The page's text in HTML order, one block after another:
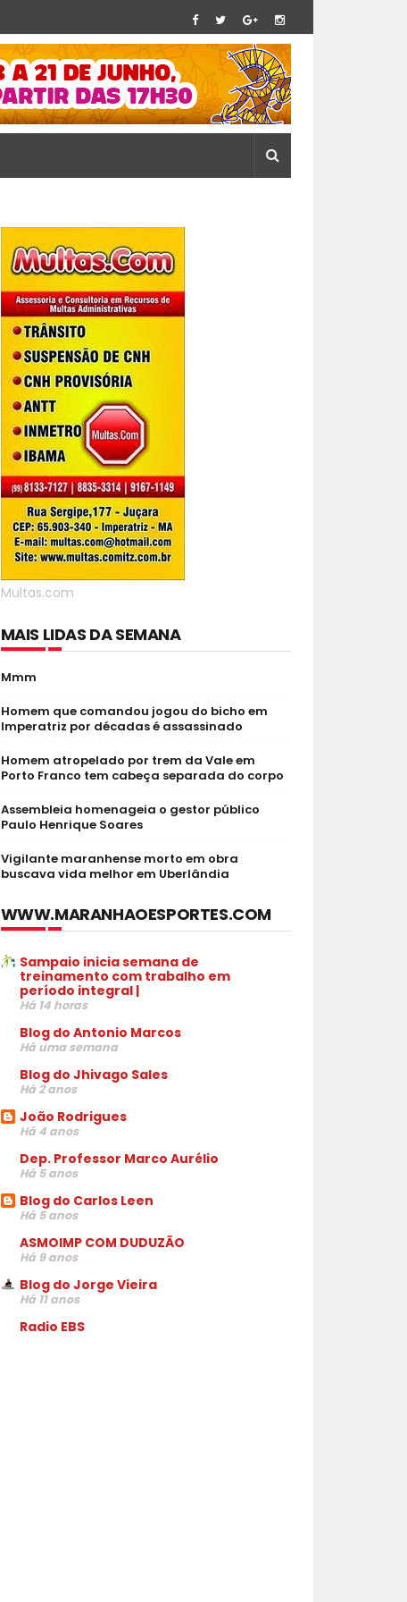
Multas.com
MAIS LIDAS DA SEMANA
Mmm
Homem que comandou jogou do bicho em
Imperatriz por décadas é assassinado
Homem atropelado por trem da Vale em
Porto Franco tem cabeça separada do corpo
Assembleia homenageia o gestor público
Paulo Henrique Soares
Vigilante maranhense morto em obra
buscava vida melhor em Uberlândia
WWW.MARANHAOESPORTES.COM
Sampaio inicia semana de
treinamento com trabalho em
período integral |
Há 14 horas
Blog do Antonio Marcos
Há uma semana
Blog do Jhivago Sales
Há 2 anos
João Rodrigues
Há 4 anos
Dep. Professor Marco Aurélio
Há 5 anos
Blog do Carlos Leen
Há 5 anos
ASMOIMP COM DUDUZÃO
Há 9 anos
Blog do Jorge Vieira
Há 11 anos
Radio EBS